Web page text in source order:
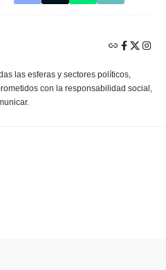
las esferas y sectores políticos,
con la responsabilidad social,